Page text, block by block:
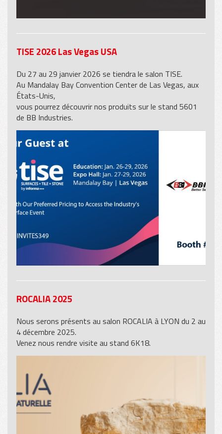
TISE 2026 Las Vegas USA
Du 27 au 29 janvier 2026 se tiendra le salon TISE.
Au Mandalay Bay Convention Center de Las Vegas, aux
États-Unis,
vous pourrez découvrir nos produits sur le stand 5601
de BB Industries.
ROCALIA 2025
Nous serons présents au salon ROCALIA à LYON du 2 au
4 décembre 2025.
Venez nous rendre visite au stand 6K18.